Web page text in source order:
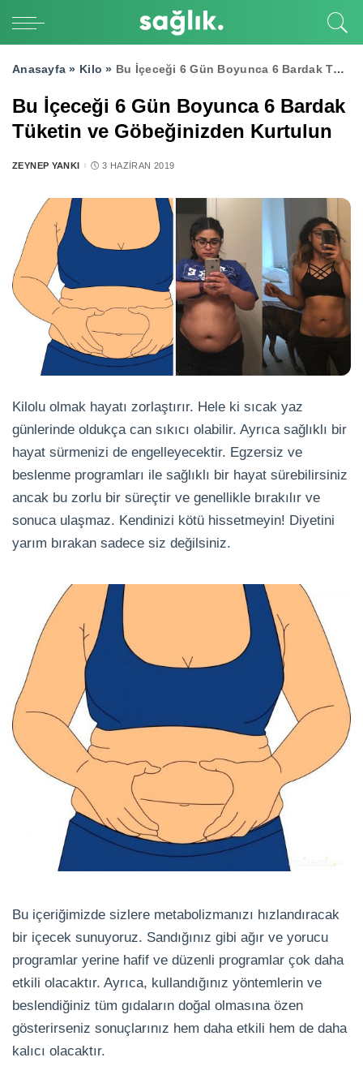
Anasayfa » Kilo » Bu İçeceği 6 Gün Boyunca 6 Bardak Tüketin ve Göbeğinizden Kurtulun
Bu İçeceği 6 Gün Boyunca 6 Bardak
Tüketin ve Göbeğinizden Kurtulun
POSTED
ZEYNEP YANKI 3 HAZIRAN 2019
Kilolu olmak hayatı zorlaştırır. Hele ki sıcak yaz
günlerinde oldukça can sıkıcı olabilir. Ayrıca sağlıklı bir
hayat sürmenizi de engelleyecektir. Egzersiz ve
beslenme programları ile sağlıklı bir hayat sürebilirsiniz
ancak bu zorlu bir süreçtir ve genellikle bırakılır ve
sonuca ulaşmaz. Kendinizi kötü hissetmeyin! Diyetini
yarım bırakan sadece siz değilsiniz.
Bu içeriğimizde sizlere metabolizmanızı hızlandıracak
bir içecek sunuyoruz. Sandığınız gibi ağır ve yorucu
programlar yerine hafif ve düzenli programlar çok daha
etkili olacaktır. Ayrıca, kullandığınız yöntemlerin ve
beslendiğiniz tüm gıdaların doğal olmasına özen
gösterirseniz sonuçlarınız hem daha etkili hem de daha
kalıcı olacaktır.